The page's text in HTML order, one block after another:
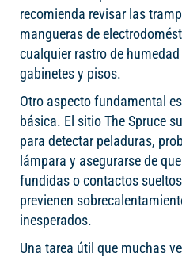
recomienda revisar las
mangueras de
cualquier rastro de
gabinetes y pisos.
Otro aspecto fundamental
básica. El sitio The Spruce
para detectar peladuras,
lámpara y asegurarse de
fundidas o contactos
previenen
inesperados.
Una tarea útil que muchas